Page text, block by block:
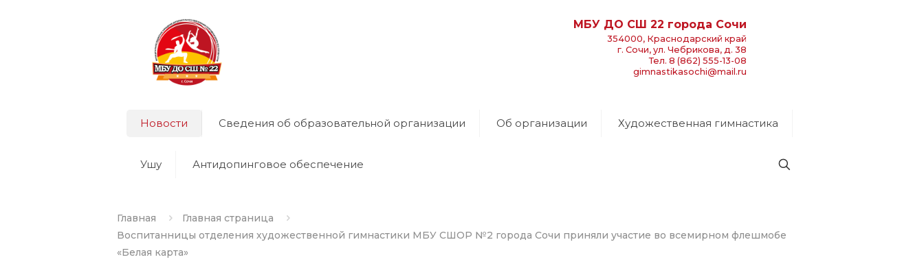
Новости Сведения об образовательной организации Об организации Художественная гимнастика
Ушу Антидопинговое обеспечение
МБУ ДО СШ 22 города Сочи
354000, Краснодарский край
г. Сочи, ул. Чебрикова, д. 38
Тел. 8 (862) 555-13-08
gimnastikasochi@mail.ru
Главная
Главная страница
Воспитанницы отделения художественной гимнастики МБУ СШОР №2 города Сочи приняли участие во всемирном флешмобе
«Белая карта»